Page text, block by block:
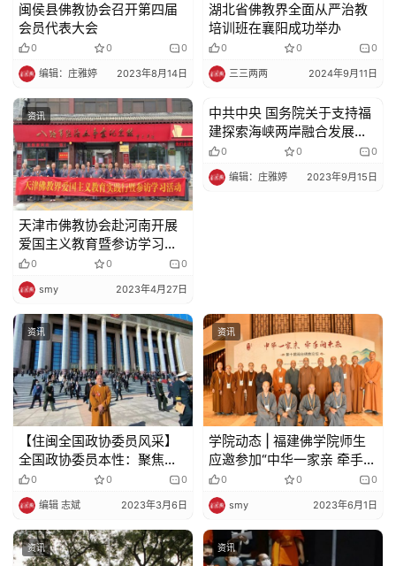
闽侯县佛教协会召开第四届
会员代表大会
0 0 0
编辑：庄雅婷 2023年8月14日
湖北省佛教界全面从严治教
培训班在襄阳成功举办
0 0 0
三三两两 2024年9月11日
资讯
天津市佛教协会赴河南开展
爱国主义教育暨参访学习活
动0 0 0
smy 2023年4月27日
资讯
中共中央 国务院关于支持福
建探索海峡两岸融合发展新
路 建设两岸融合发展示范区
的意见
0 0 0
编辑：庄雅婷 2023年9月15日
资讯
【住闽全国政协委员风采】
全国政协委员本性：聚焦佛
教健康传承积极建言献策
0 0 0
编辑 志斌 2023年3月6日
资讯
学院动态 | 福建佛学院师生
应邀参加“中华一家亲 牵手向
未来”第十届闽台佛教论坛、
中华佛教讲经交流会
0 0 0
smy 2023年6月1日
资讯 资讯